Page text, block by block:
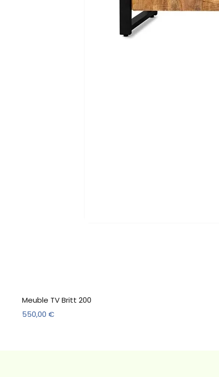
Meuble TV Britt 200
Prix
550,00 €